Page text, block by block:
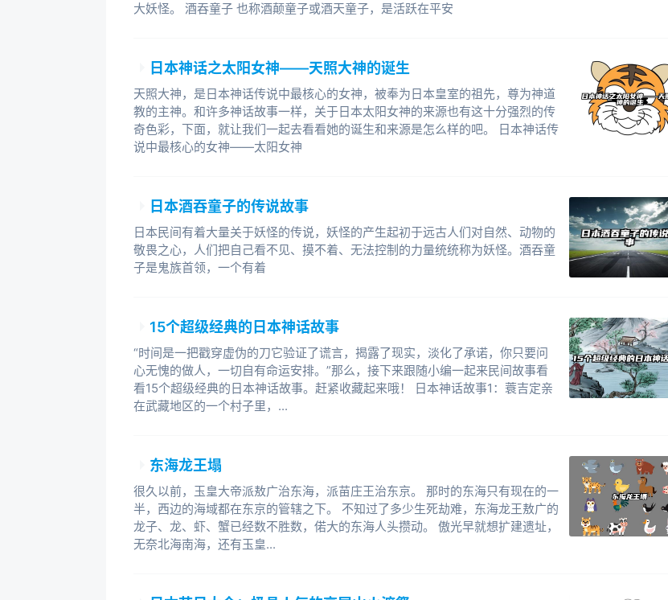
大妖怪。 酒吞童子 也称酒颠童子或酒天童子，是活跃在平安
日本神话之太阳女神——天照大神的诞生
天照大神，是日本神话传说中最核心的女神，被奉为日本皇室的祖先，尊为神道
教的主神。和许多神话故事一样，关于日本太阳女神的来源也有这十分强烈的传
奇色彩，下面，就让我们一起去看看她的诞生和来源是怎么样的吧。 日本神话传
说中最核心的女神——太阳女神
日本酒吞童子的传说故事
日本民间有着大量关于妖怪的传说，妖怪的产生起初于远古人们对自然、动物的
敬畏之心，人们把自己看不见、摸不着、无法控制的力量统统称为妖怪。酒吞童
子是鬼族首领，一个有着
15个超级经典的日本神话故事
“时间是一把戳穿虚伪的刀它验证了谎言，揭露了现实，淡化了承诺，你只要问
心无愧的做人，一切自有命运安排。”那么，接下来跟随小编一起来民间故事看
看15个超级经典的日本神话故事。赶紧收藏起来哦！ 日本神话故事1：蓑吉定亲
在武藏地区的一个村子里，...
东海龙王塌
很久以前，玉皇大帝派敖广治东海，派苗庄王治东京。 那时的东海只有现在的一
半，西边的海域都在东京的管辖之下。 不知过了多少生死劫难，东海龙王敖广的
龙子、龙、虾、蟹已经数不胜数，偌大的东海人头攒动。 傲光早就想扩建遗址，
无奈北海南海，还有玉皇...